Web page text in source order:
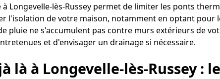
Longevelle-lès-Russey permet de limiter les ponts
l'isolation de votre maison, notamment en optant pour
pluie ne s'accumulent pas contre murs extérieurs de
et d'envisager un drainage si nécessaire.
là à Longevelle-lès-Russey :